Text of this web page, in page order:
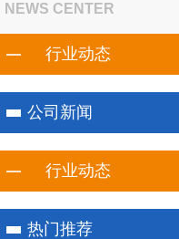
NEWS CENTER
行业动态
公司新闻
行业动态
热门推荐